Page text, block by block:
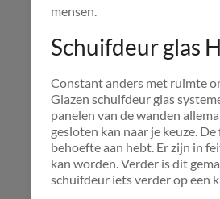
mensen.
Schuifdeur glas
Constant anders met ruimte
Glazen schuifdeur glas
panelen van de wanden
gesloten kan naar je keuze.
behoefte aan hebt. Er zijn in
kan worden. Verder is dit
schuifdeur iets verder op een